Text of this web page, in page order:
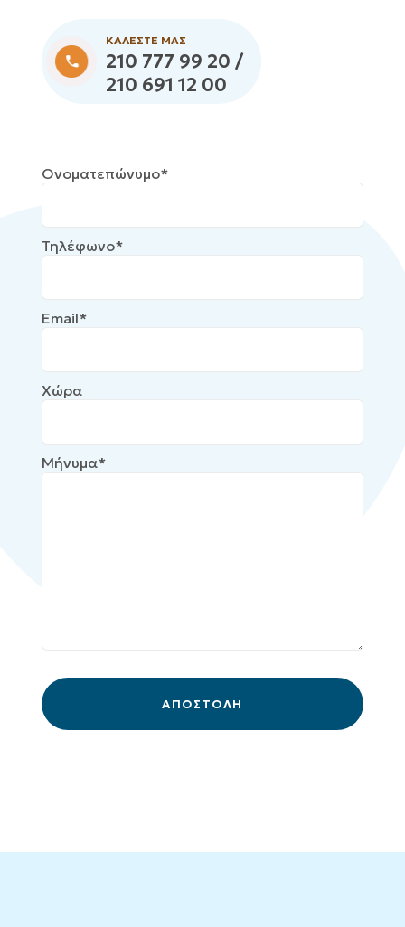
ΚΑΛΕΣΤΕ ΜΑΣ
210 777 99 20 /
210 691 12 00
Ονοματεπώνυμο*
Τηλέφωνο*
Email*
Χώρα
Μήνυμα*